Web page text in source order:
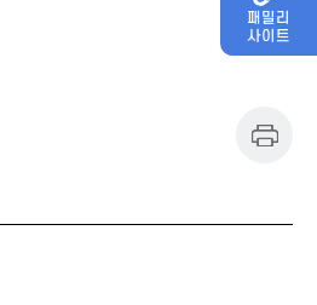
패밀리
사이트